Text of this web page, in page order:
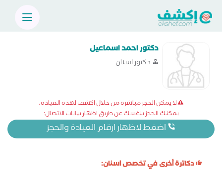
دكتور احمد اسماعيل
دكتور اسنان
لا يمكن الحجز مباشرة من خلال اكشف لهذه العيادة،
يمكنك الحجز بنفسك عن طريق اظهار بيانات الاتصال:
اضغط لاظهار ارقام العيادة والحجز
دكاترة أخرى في تخصص اسنان: